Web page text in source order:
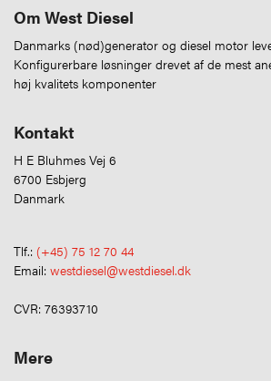
Om West Diesel
Danmarks (nød)generator og diesel motor
Konfigurerbare løsninger drevet af de mest
høj kvalitets komponenter
Kontakt
H E Bluhmes Vej 6
6700 Esbjerg
Danmark
Tlf.: (+45) 75 12 70 44
Email: westdiesel@westdiesel.dk
CVR: 76393710
Mere